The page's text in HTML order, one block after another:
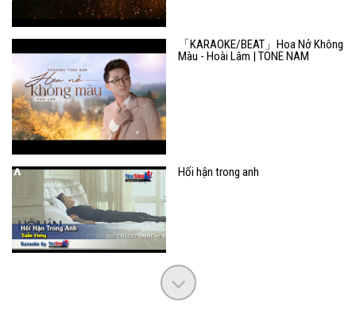
「KARAOKE/BEAT」Hoa Nở Không
Màu - Hoài Lâm | TONE NAM
Hối hận trong anh